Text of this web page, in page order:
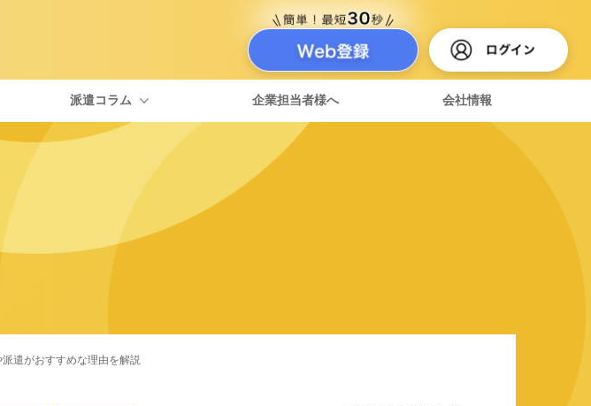
分にぴったりな職種を探す
覧から探す
人特集
社員紹介
福利厚生について
派遣の働き方
よくある質問
派遣コラム
ンジニアに役立つトピックス
・Webの資格
遣を考えている人向けのコラム
企業担当者様へ 会社情報
遣がおすすめな理由を解説